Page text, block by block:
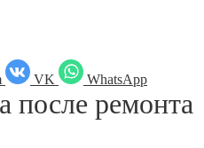
VK WhatsApp
после ремонта